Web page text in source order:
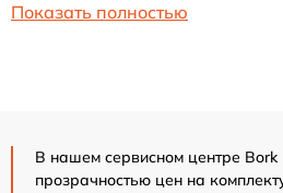
Показать полностью
В нашем сервисном центре Bork
прозрачностью цен на